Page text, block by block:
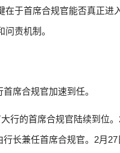
在于首席合规官能否真正
责机制。
席合规官加速到任。
行的首席合规官陆续到位。
长兼任首席合规官。2月27